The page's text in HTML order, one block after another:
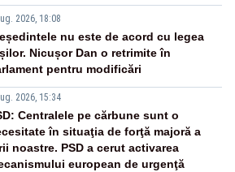
2026, 18:08
nu este de acord cu legea
Nicușor Dan o retrimite în
pentru modificări
2026, 15:34
Centralele pe cărbune sunt o
în situaţia de forţă majoră a
noastre. PSD a cerut activarea
european de urgenţă